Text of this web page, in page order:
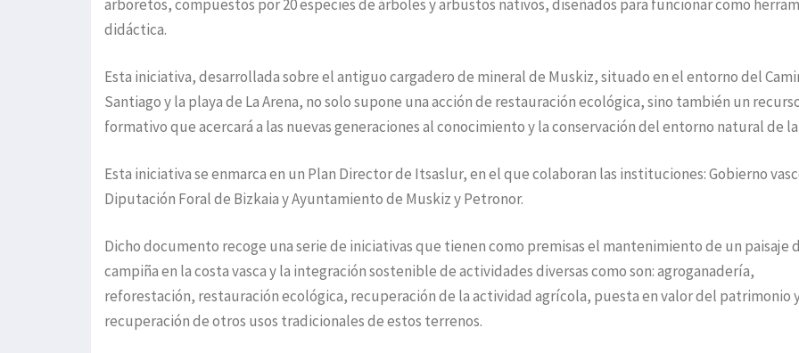
arboretos, compuestos por 20 especies de árboles y arbustos nativos, diseñados para funcionar como
didáctica.
Esta iniciativa, desarrollada sobre el antiguo cargadero de mineral de Muskiz, situado en el entorno del
Santiago y la playa de La Arena, no solo supone una acción de restauración ecológica, sino también un
formativo que acercará a las nuevas generaciones al conocimiento y la conservación del entorno natural de la
Esta iniciativa se enmarca en un Plan Director de Itsaslur, en el que colaboran las instituciones: Gobierno
Diputación Foral de Bizkaia y Ayuntamiento de Muskiz y Petronor.
Dicho documento recoge una serie de iniciativas que tienen como premisas el mantenimiento de un paisaje
campiña en la costa vasca y la integración sostenible de actividades diversas como son: agroganadería,
reforestación, restauración ecológica, recuperación de la actividad agrícola, puesta en valor del patrimonio
recuperación de otros usos tradicionales de estos terrenos.